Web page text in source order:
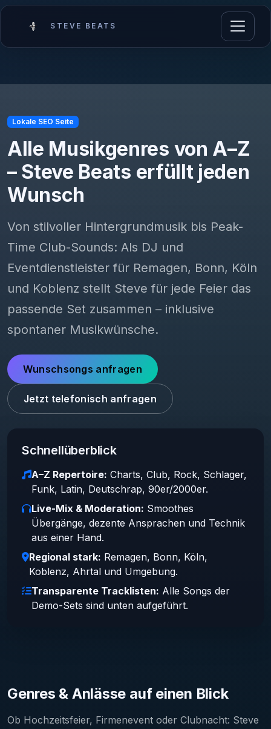
STEVE BEATS
Lokale SEO Seite
Alle Musikgenres von A–Z
–Steve Beats erfüllt jeden
Wunsch
Von stilvoller Hintergrundmusik bis Peak-
Time Club-Sounds: Als DJ und
Eventdienstleister für Remagen, Bonn, Köln
und Koblenz stellt Steve für jede Feier das
passende Set zusammen – inklusive
spontaner Musikwünsche.
Wunschsongs anfragen
Jetzt telefonisch anfragen
Schnellüberblick
A–Z Repertoire: Charts, Club, Rock, Schlager,
Funk, Latin, Deutschrap, 90er/2000er.
Live-Mix & Moderation: Smoothes
Übergänge, dezente Ansprachen und Technik
aus einer Hand.
Regional stark: Remagen, Bonn, Köln,
Koblenz, Ahrtal und Umgebung.
Transparente Tracklisten: Alle Songs der
Demo-Sets sind unten aufgeführt.
Genres & Anlässe auf einen Blick
Ob Hochzeitsfeier, Firmenevent oder Clubnacht: Steve